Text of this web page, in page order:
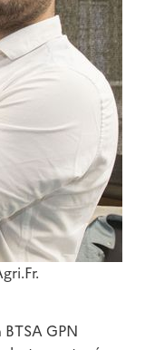
GPN